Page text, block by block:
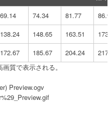
69.14 74.34 81.77
138.24 148.65 163.51
172.67 185.67 204.24
質で表示される。
Preview.ogv